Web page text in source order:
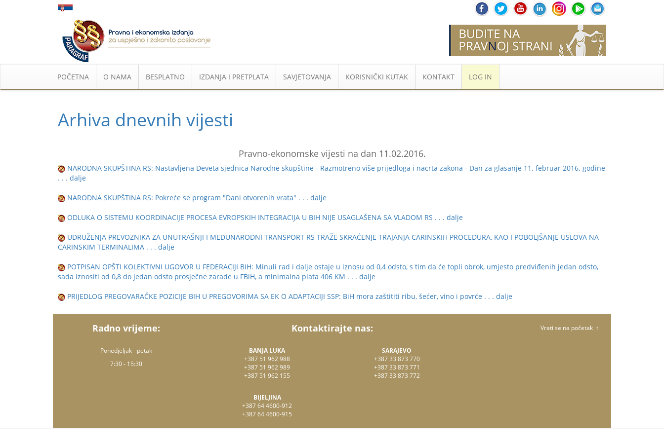
POČETNA O NAMA BESPLATNO IZDANJA I PRETPLATA SAVJETOVANJA KORISNIČKI KUTAK KONTAKT LOG IN
Arhiva dnevnih vijesti
Pravno-ekonomske vijesti na dan 11.02.2016.
NARODNA SKUPŠTINA RS: Nastavljena Deveta sjednica Narodne skupštine - Razmotreno više prijedloga i nacrta zakona - Dan za glasanje 11. februar 2016. godine
. . . dalje
NARODNA SKUPŠTINA RS: Pokreće se program "Dani otvorenih vrata" . . . dalje
ODLUKA O SISTEMU KOORDINACIJE PROCESA EVROPSKIH INTEGRACIJA U BIH NIJE USAGLAŠENA SA VLADOM RS . . . dalje
UDRUŽENJA PREVOZNIKA ZA UNUTRAŠNJI I MEĐUNARODNI TRANSPORT RS TRAŽE SKRAĆENJE TRAJANJA CARINSKIH PROCEDURA, KAO I POBOLJŠANJE USLOVA NA
CARINSKIM TERMINALIMA . . . dalje
POTPISAN OPŠTI KOLEKTIVNI UGOVOR U FEDERACIJI BIH: Minuli rad i dalje ostaje u iznosu od 0,4 odsto, s tim da će topli obrok, umjesto predviđenih jedan odsto,
sada iznositi od 0,8 do jedan odsto prosječne zarade u FBiH, a minimalna plata 406 KM . . . dalje
PRIJEDLOG PREGOVARAČKE POZICIJE BIH U PREGOVORIMA SA EK O ADAPTACIJI SSP: BiH mora zaštititi ribu, šećer, vino i povrće . . . dalje
Radno vrijeme:
Ponedjeljak - petak
7:30 - 15:30
Kontaktirajte nas:
BANJA LUKA
+387 51 962 988
+387 51 962 989
+387 51 962 155
BIJELJINA
+387 64 4600-912
+387 64 4600-915
SARAJEVO
+387 33 873 770
+387 33 873 771
+387 33 873 772
Vrati se na početak ↑